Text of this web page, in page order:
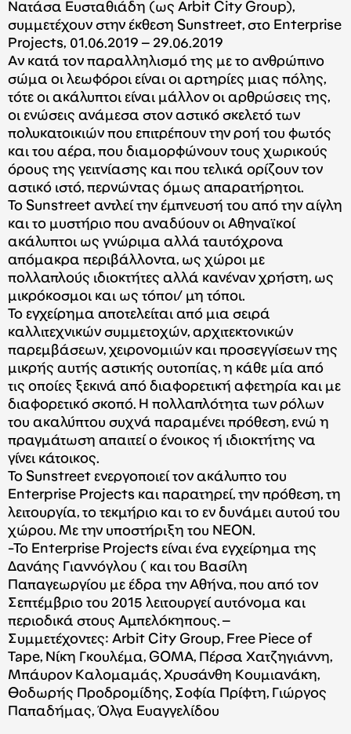
Νατάσα Ευσταθιάδη (ως Arbit City Group),
συμμετέχουν στην έκθεση Sunstreet, στο Enterprise
Projects, 01.06.2019 – 29.06.2019
Aν κατά τον παραλληλισμό της με το ανθρώπινο
σώμα οι λεωφόροι είναι οι αρτηρίες μιας πόλης,
τότε οι ακάλυπτοι είναι μάλλον οι αρθρώσεις της,
οι ενώσεις ανάμεσα στον αστικό σκελετό των
πολυκατοικιών που επιτρέπουν την ροή του φωτός
και του αέρα, που διαμορφώνουν τους χωρικούς
όρους της γειτνίασης και που τελικά ορίζουν τον
αστικό ιστό, περνώντας όμως απαρατήρητοι.
Το Sunstreet αντλεί την έμπνευσή του από την αίγλη
και το μυστήριο που αναδύουν οι Αθηναϊκοί
ακάλυπτοι ως γνώριμα αλλά ταυτόχρονα
απόμακρα περιβάλλοντα, ως χώροι με
πολλαπλούς ιδιοκτήτες αλλά κανέναν χρήστη, ως
μικρόκοσμοι και ως τόποι/ μη τόποι.
Το εγχείρημα αποτελείται από μια σειρά
καλλιτεχνικών συμμετοχών, αρχιτεκτονικών
παρεμβάσεων, χειρονομιών και προσεγγίσεων της
μικρής αυτής αστικής ουτοπίας, η κάθε μία από
τις οποίες ξεκινά από διαφορετική αφετηρία και με
διαφορετικό σκοπό. Η πολλαπλότητα των ρόλων
του ακαλύπτου συχνά παραμένει πρόθεση, ενώ η
πραγμάτωση απαιτεί ο ένοικος ή ιδιοκτήτης να
γίνει κάτοικος.
Το Sunstreet ενεργοποιεί τον ακάλυπτο του
Enterprise Projects και παρατηρεί, την πρόθεση, τη
λειτουργία, το τεκμήριο και το εν δυνάμει αυτού του
χώρου. Με την υποστήριξη του ΝΕΟΝ.
-Το Enterprise Projects είναι ένα εγχείρημα της
Δανάης Γιαννόγλου ( και του Βασίλη
Παπαγεωργίου με έδρα την Αθήνα, που από τον
Σεπτέμβριο του 2015 λειτουργεί αυτόνομα και
περιοδικά στους Αμπελόκηπους. –
Συμμετέχοντες: Arbit City Group, Free Piece of
Tape, Νίκη Γκουλέμα, GOMA, Πέρσα Χατζηγιάννη,
Μπάυρον Καλομαμάς, Χρυσάνθη Κουμιανάκη,
Θοδωρής Προδρομίδης, Σοφία Πρίφτη, Γιώργος
Παπαδήμας, Όλγα Ευαγγελίδου